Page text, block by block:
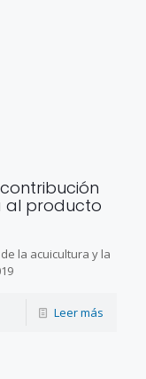
al producto
la acuicultura y la
Leer más